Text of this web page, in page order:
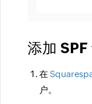
添加 SPF
在
户。